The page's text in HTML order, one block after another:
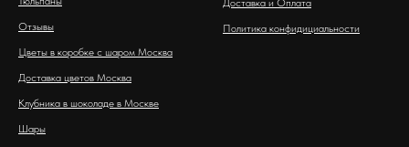
Отзывы
Цветы в коробке с шаром Москва
Доставка цветов Москва
Клубника в шоколаде в Москве
Шары
Доставка и Оплата
Политика конфидициальности